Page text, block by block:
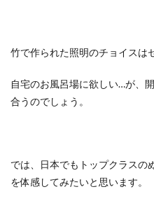
竹で作られた照明のチョイスは
自宅のお風呂場に欲しい…が、
合うのでしょう。
では、日本でもトップクラスの
を体感してみたいと思います。